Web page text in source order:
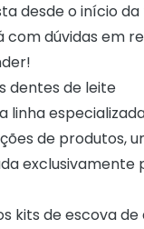
desde o início
dúvidas em
dentes de leite
linha
de produtos,
exclusivamente
kits de escova